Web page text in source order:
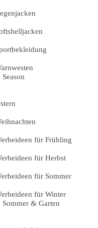
Season
für Frühling
für Herbst
für Sommer
für Winter
Sommer & Garten